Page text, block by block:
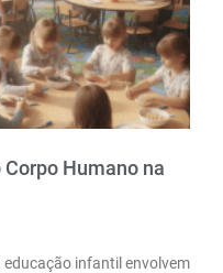
Humano na
infantil envolvem